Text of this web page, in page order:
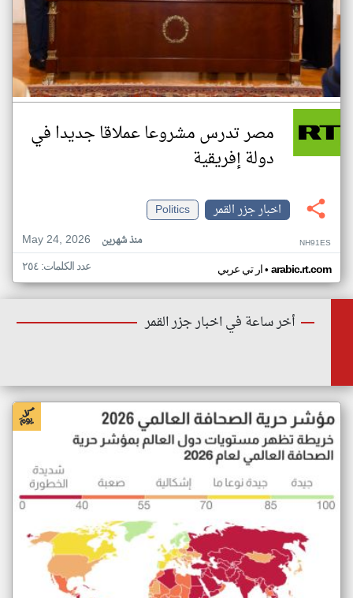
مصر تدرس مشروعا عملاقا جديدا في
دولة إفريقية
اخبار جزر القمر
Politics
May 24, 2026
منذ شهرين NH91ES
ار تي عربي• arabic.rt.com عدد الكلمات: ٢٥٤
أخر ساعة في اخبار جزر القمر